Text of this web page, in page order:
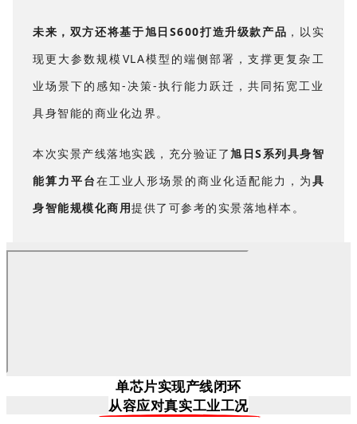
未来，双方还将基于旭日S600打造升级款产品 ，以实
现更大参数规模VLA模型的端侧部署，支撑更复杂工
业场景下的感知-决策-执行能力跃迁，共同拓宽工业
具身智能的商业化边界。
本次实景产线落地实践，充分验证了旭日S系列具身智
能算力平台在工业人形场景的商业化适配能力，为具
身智能规模化商用提供了可参考的实景落地样本。
单芯片实现产线闭环
从容应对真实工业工况